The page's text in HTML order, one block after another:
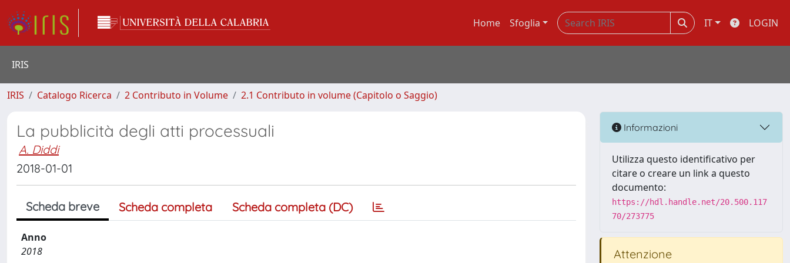
Home Sfoglia IT LOGIN
IRIS
IRIS Catalogo Ricerca 2 Contributo in Volume 2.1 Contributo in volume (Capitolo o Saggio)
La pubblicità degli atti processuali
A. Diddi
2018-01-01
Scheda breve Scheda completa Scheda completa (DC)
Anno
2018
Informazioni
Utilizza questo identificativo per
citare o creare un link a questo
documento:
https://hdl.handle.net/20.500.117
70/273775
Attenzione